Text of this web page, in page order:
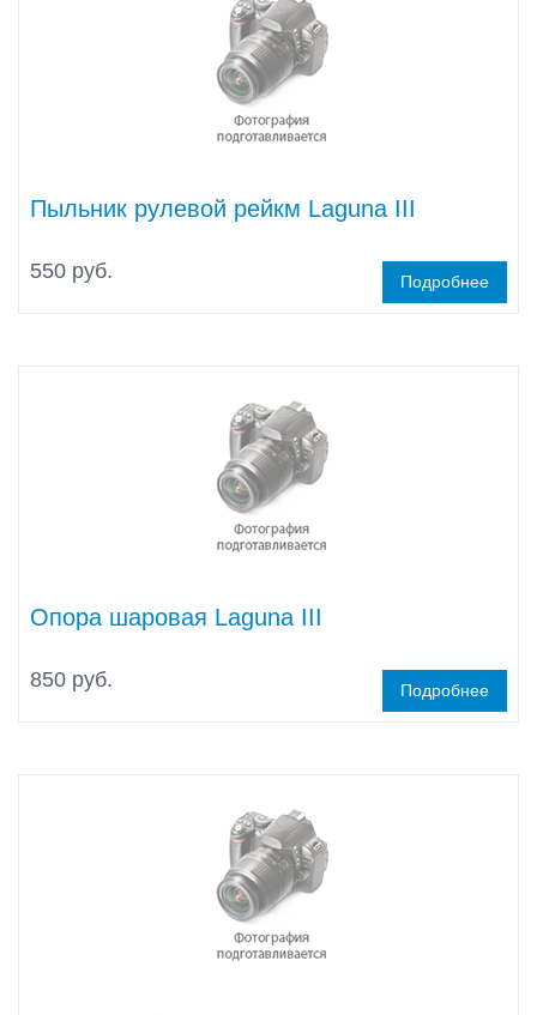
Пыльник рулевой рейкм Laguna III
550 руб. Подробнее
Опора шаровая Laguna III
850 руб. Подробнее